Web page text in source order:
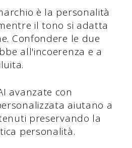
è la personalità
il tono si adatta
Confondere le due
all'incoerenza e a
avanzate con
aiutano a
preservando la
personalità.